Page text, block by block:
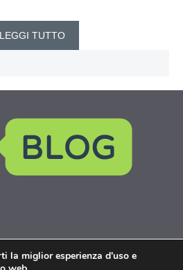
TUTTO
network IsayBlog!
la miglior esperienza d'uso e